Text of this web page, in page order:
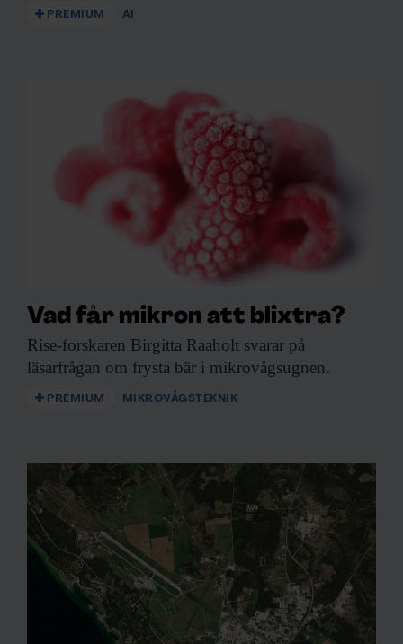
PREMIUM AI
Vad får mikron att blixtra?
Rise-forskaren Birgitta Raaholt svarar på
läsarfrågan om frysta bär i mikrovågsugnen.
PREMIUM MIKROVÅGSTEKNIK